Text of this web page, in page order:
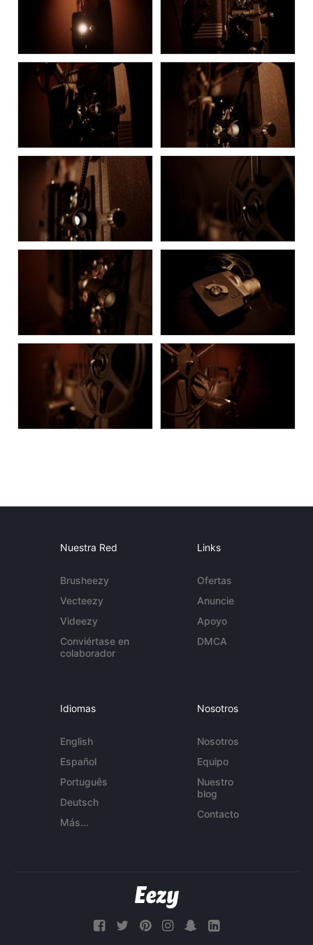
Nuestra Red
Brusheezy
Vecteezy
Videezy
Conviértase en
colaborador
Links
Ofertas
Anuncie
Apoyo
DMCA
Idiomas
English
Español
Português
Deutsch
Más...
Nosotros
Nosotros
Equipo
Nuestro
blog
Contacto